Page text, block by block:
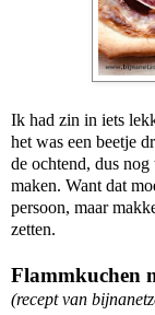
Ik had zin in iets
het was een beetje
de ochtend, dus
maken. Want dat
persoon, maar
zetten.
Flammkuchen
(recept van